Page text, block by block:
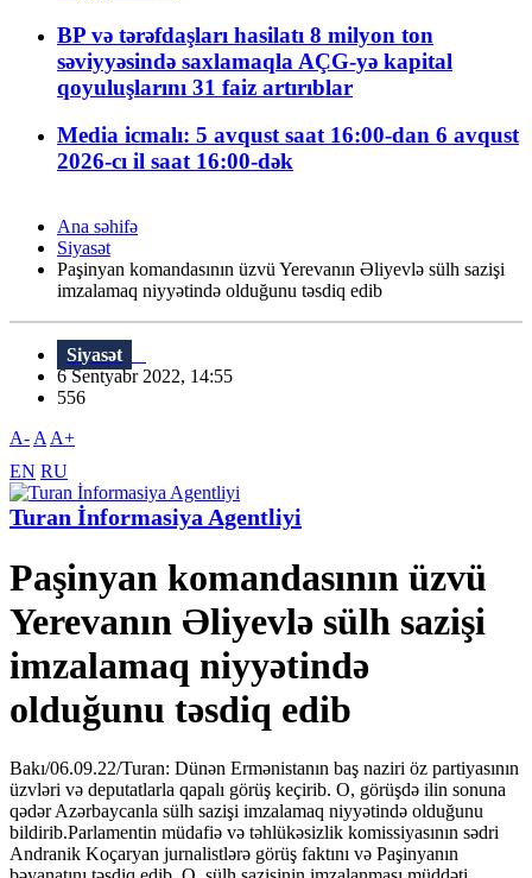
BP və tərəfdaşları hasilatı 8 milyon ton
səviyyəsində saxlamaqla AÇG-yə kapital
qoyuluşlarını 31 faiz artırıblar
Media icmalı: 5 avqust saat 16:00-dan 6 avqust
2026-cı il saat 16:00-dək
Ana səhifə
Siyasət
Paşinyan komandasının üzvü Yerevanın Əliyevlə sülh sazişi
imzalamaq niyyətində olduğunu təsdiq edib
Siyasət
6 Sentyabr 2022, 14:55
556
A- A A+
EN RU
Turan İnformasiya Agentliyi
Paşinyan komandasının üzvü
Yerevanın Əliyevlə sülh sazişi
imzalamaq niyyətində
olduğunu təsdiq edib
Bakı/06.09.22/Turan: Dünən Ermənistanın baş naziri öz partiyasının
üzvləri və deputatlarla qapalı görüş keçirib. O, görüşdə ilin sonuna
qədər Azərbaycanla sülh sazişi imzalamaq niyyətində olduğunu
bildirib.Parlamentin müdafiə və təhlükəsizlik komissiyasının sədri
Andranik Koçaryan jurnalistlərə görüş faktını və Paşinyanın